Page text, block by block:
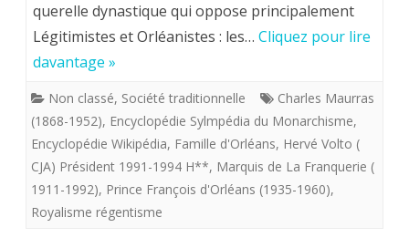
sommes
?
querelle dynastique qui oppose principalement
Légitimistes et Orléanistes : les… Cliquez pour lire
davantage »
Non classé, Société traditionnelle
Charles Maurras
(1868-1952), Encyclopédie Sylmpédia du Monarchisme,
Encyclopédie Wikipédia, Famille d'Orléans, Hervé Volto (
CJA) Président 1991-1994 H**, Marquis de La Franquerie (
1911-1992), Prince François d'Orléans (1935-1960),
Royalisme régentisme